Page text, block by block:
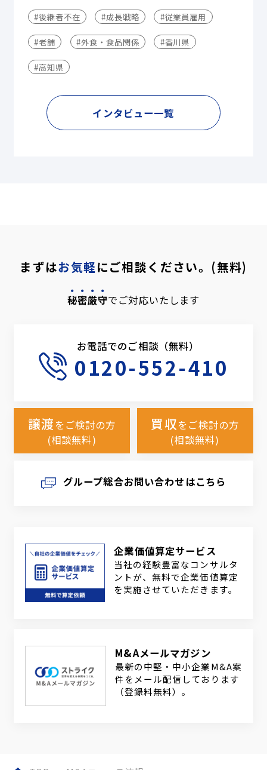
#後継者不在 #成長戦略 #従業員雇用
#老舗 #外食・食品関係 #香川県
#高知県
インタビュー一覧
まずはお気軽にご相談ください。(無料)
秘密厳守でご対応いたします
お電話でのご相談（無料）
0120-552-410
譲渡をご検討の方
(相談無料)
買収をご検討の方
(相談無料)
グループ総合お問い合わせはこちら
企業価値算定サービス
当社の経験豊富なコンサルタ
ントが、無料で企業価値算定
を実施させていただきます。
M&Aメールマガジン
最新の中堅・中小企業M&A案
件をメール配信しております
（登録料無料）。